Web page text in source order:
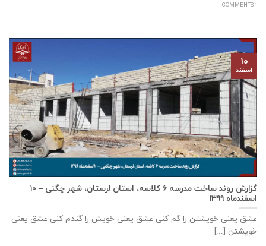
1 COMMENTS
گزارش روند ساخت مدرسه ٦ كلاسه، استان لرستان، شهر چگنی – ۱۰
اسفندماه ۱۳۹۹
عشق يعنی خويشتن را گم كنی عشق يعنی خويش را گندم كنی عشق يعنی
خويشتن [...]
۱۰
اسفند